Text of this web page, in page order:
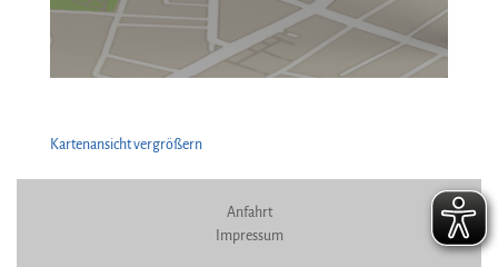
Kartenansicht vergrößern
Anfahrt
Impressum